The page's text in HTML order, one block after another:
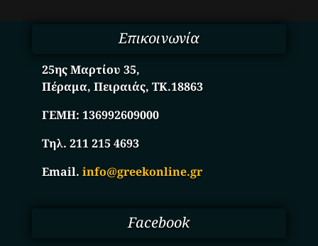
Επικοινωνία
25ης Μαρτίου 35,
Πέραμα, Πειραιάς, ΤΚ.18863
ΓΕΜΗ:136992609000
Τηλ. 211 215 4693
Email.info@greekonline.gr
Facebook